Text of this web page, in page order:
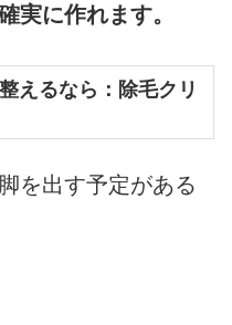
実に作れます。
えるなら：除毛クリ
を出す予定がある